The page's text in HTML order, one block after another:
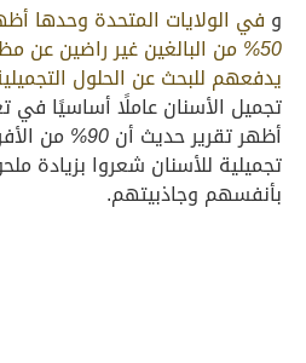
و في الولايات المتحدة وحدها
50% من البالغين غير راضين عن
يدفعهم للبحث عن الحلول
تجميل الأسنان عاملًا أساسيًا في
أظهر تقرير حديث أن90% من
تجميلية للأسنان شعروا بزيادة
بأنفسهم وجاذبيتهم.